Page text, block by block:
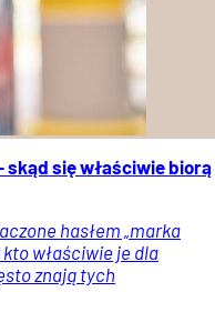
skąd się właściwie biorą
hasłem „marka
kto właściwie je dla
znają tych